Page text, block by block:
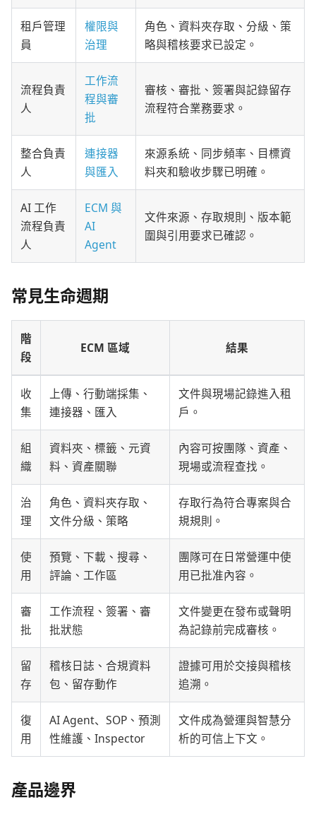
租戶管理
員
權限與
治理
角色、資料夾存取、分級、策
略與稽核要求已設定。
流程負責
人
工作流
程與審
批
審核、審批、簽署與記錄留存
流程符合業務要求。
整合負責
人
連接器
與匯入
來源系統、同步頻率、目標資
料夾和驗收步驟已明確。
AI 工作
流程負責
人
ECM 與
AI
Agent
文件來源、存取規則、版本範
圍與引用要求已確認。
常見生命週期
階
段
ECM 區域 結果
收
集
上傳、行動端採集、
連接器、匯入
文件與現場記錄進入租
戶。
組
織
資料夾、標籤、元資
料、資產關聯
內容可按團隊、資產、
現場或流程查找。
治
理
角色、資料夾存取、
文件分級、策略
存取行為符合專案與合
規規則。
使
用
預覽、下載、搜尋、
評論、工作區
團隊可在日常營運中使
用已批准內容。
審
批
工作流程、簽署、審
批狀態
文件變更在發布或聲明
為記錄前完成審核。
留
存
稽核日誌、合規資料
包、留存動作
證據可用於交接與稽核
追溯。
復
用
AI Agent、SOP、預測
性維護、Inspector
文件成為營運與智慧分
析的可信上下文。
產品邊界